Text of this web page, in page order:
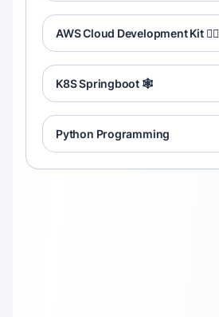
AWS Cloud Development Kit 😶‍🌫️
K8S Springboot 🕸️
Python Programming